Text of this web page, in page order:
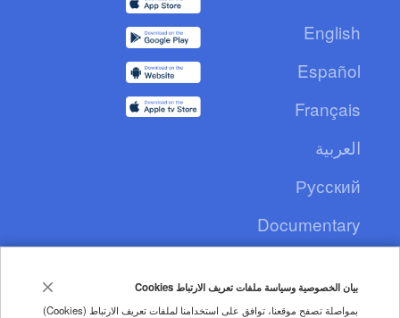
English
Español
Français
العربية
Русский
Documentary
بيان الخصوصية وسياسة ملفات تعريف الارتباط Cookies
بمواصلة تصفح موقعنا، توافق على استخدامنا لملفات تعريف الارتباط (Cookies)